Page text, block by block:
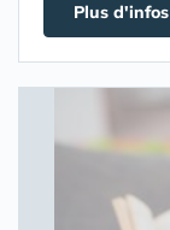
Plus d'infos